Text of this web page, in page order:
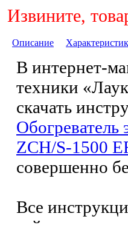
Извините,
Описание
В интернет-
техники
скачать
Обогреватель
ZCH/S-1500
совершенно
Все